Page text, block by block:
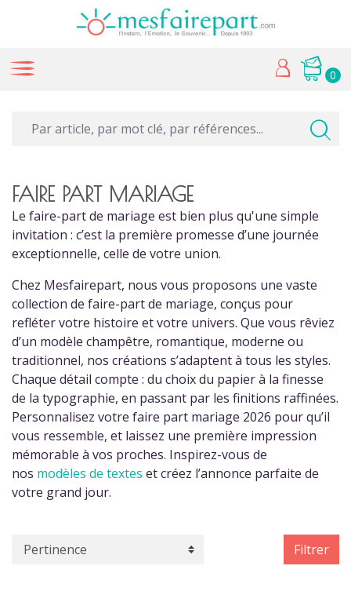
0
FAIRE PART MARIAGE
Le faire-part de mariage est bien plus qu'une simple
invitation : c’est la première promesse d’une journée
exceptionnelle, celle de votre union.
Chez Mesfairepart, nous vous proposons une vaste
collection de faire-part de mariage, conçus pour
refléter votre histoire et votre univers. Que vous rêviez
d’un modèle champêtre, romantique, moderne ou
traditionnel, nos créations s’adaptent à tous les styles.
Chaque détail compte : du choix du papier à la finesse
de la typographie, en passant par les finitions raffinées.
Personnalisez votre faire part mariage 2026 pour qu’il
vous ressemble, et laissez une première impression
mémorable à vos proches. Inspirez-vous de
nos modèles de textes et créez l’annonce parfaite de
votre grand jour.
Filtrer